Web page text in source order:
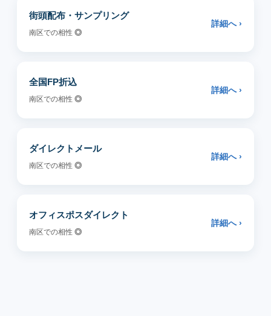
街頭配布・サンプリング
南区での相性 ◎
詳細へ ›
全国FP折込
南区での相性 ◎
詳細へ ›
ダイレクトメール
南区での相性 ◎
詳細へ ›
オフィスポスダイレクト
南区での相性 ◎
詳細へ ›